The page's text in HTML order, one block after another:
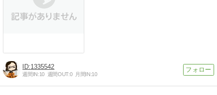
1335542
週間IN:10 週間OUT:0 月間IN:10